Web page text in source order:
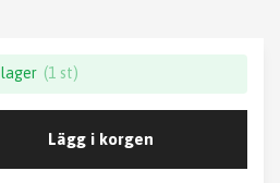
I lager (1 st)
Lägg i korgen